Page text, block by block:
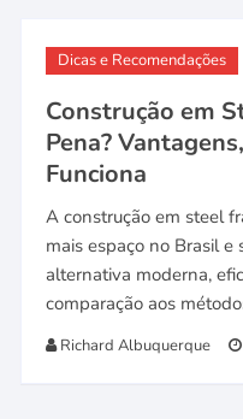
Dicas e Recomendações
Construção em
Pena?
Funciona
A construção em steel
mais espaço no Brasil e
alternativa moderna,
comparação aos
Richard Albuquerque